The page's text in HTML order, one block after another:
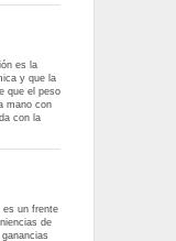
es la
y que la
que el peso
mano con
con la
es un frente
de